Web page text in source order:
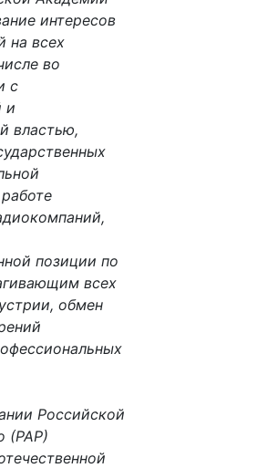
интересов
на всех
во
с
и
властью,
позиции по
всех
обмен
Российской
(РАР)